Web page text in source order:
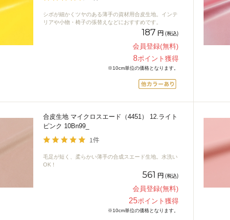
シボが細かくツヤのある薄手の資材用合皮生地。インテ
リアや小物・椅子の張替えなどにおすすめです。
187 円 (税込)
会員登録(無料)
8ポイント獲得
※10cm単位の価格となります。
合皮生地 マイクロスエード（4451） 12.ライト
ピンク 10Bn99_
1件
毛足が短く、柔らかい薄手の合成スエード生地。水洗い
OK！
561 円 (税込)
会員登録(無料)
25ポイント獲得
※10cm単位の価格となります。